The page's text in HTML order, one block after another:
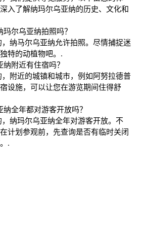
入了解纳玛尔乌亚纳的历史、文化和
尔乌亚纳拍照吗？
，纳马尔乌亚纳允许拍照。尽情捕捉迷
特的动植物吧。.
附近有住宿吗？
，附近的城镇和城市，例如阿努拉德普
设施，可以让您在游览期间住得舒
全年都对游客开放吗？
，纳玛尔乌亚纳全年对游客开放。不
计划参观前，先查询是否有临时关闭
.